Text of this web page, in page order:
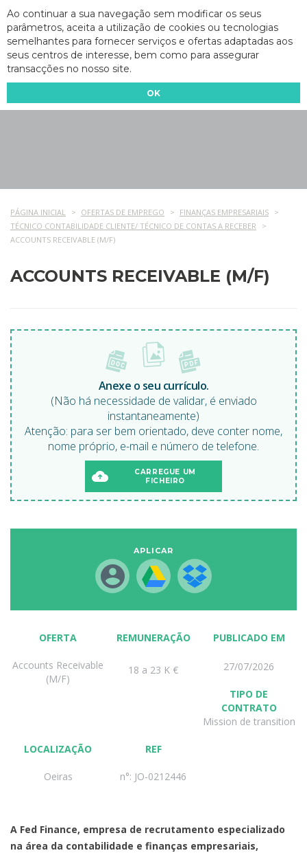
Ao continuar a sua navegação sem modificar os seus
parâmetros, aceita a utilização de cookies ou tecnologias
semelhantes para fornecer serviços e ofertas adaptadas aos
seus centros de interesse, bem como para assegurar
transacções no nosso site.
OK
PÁGINA INICIAL OFERTAS DE EMPREGO
FINANÇAS EMPRESARIAIS
TÉCNICO CONTABILIDADE CLIENTE/ TÉCNICO DE CONTAS A RECEBER
ACCOUNTS RECEIVABLE (M/F)
ACCOUNTS RECEIVABLE (M/F)
Anexe o seu currículo.
(Não há necessidade de validar, é enviado
instantaneamente)
Atenção: para ser bem orientado, deve conter nome,
nome próprio, e-mail e número de telefone.
CARREGUE UM
FICHEIRO
APLICAR
OFERTA
Accounts Receivable
(M/F)
REMUNERAÇÃO
18 a 23 K €
PUBLICADO EM
27/07/2026
TIPO DE
CONTRATO
Mission de transition
LOCALIZAÇÃO
Oeiras
REF
n°: JO-0212446
A Fed Finance, empresa de recrutamento especializado
na área da contabilidade e finanças empresariais,